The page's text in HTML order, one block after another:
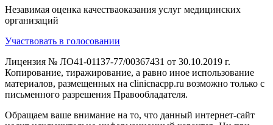
Незавимая оценка качестваоказания услуг медицинских
организаций
Участвовать в голосовании
Лицензия № ЛО41-01137-77/00367431 от 30.10.2019 г.
Копирование, тиражирование, а равно иное использование
материалов, размещенных на clinicnacpp.ru возможно только с
письменного разрешения Правообладателя.
Обращаем ваше внимание на то, что данный интернет-сайт